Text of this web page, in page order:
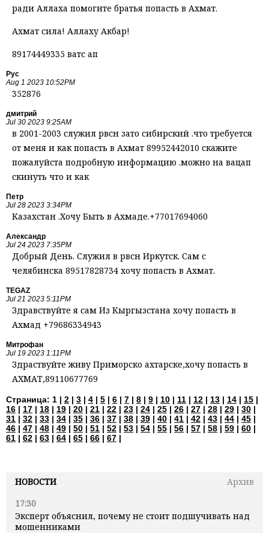
НОВОСТИ
Архив
17:30
Эксперт объяснил, почему не стоит подшучивать над
мошенниками
ради Аллаха помогите братья попасть в Ахмат.
Ахмат сила! Аллаху Акбар!
89174449335 ватс ап
Рус
Aug 1 2023 10:52PM
352876
дмитрий
Jul 30 2023 9:25AM
в 2001-2003 служил рвсн зато сибирский .что требуется
от меня и как попасть в Ахмат 89952442010 скажите
пожалуйста подробную информацию .можно на вацап
скинуть что и как
Петр
Jul 28 2023 3:34PM
Казахстан .Хочу Быть в Ахмаде.+77017694060
Александр
Jul 24 2023 7:35PM
Добрый День. Служил в рвсн Иркутск. Сам с
челябинска 89517828734 хочу попасть в Ахмат.
TEGAZ
Jul 21 2023 5:11PM
Здравствуйте я сам Из Кыргызстана хочу попасть в
Ахмад +79686334943
Митрофан
Jul 19 2023 1:11PM
Здраствуйте живу Приморско ахтарске,хочу попасть в
АХМАТ,89110677769
Страница: 1 | 2 | 3 | 4 | 5 | 6 | 7 | 8 | 9 | 10 | 11 | 12 | 13 | 14 | 15 |
16 | 17 | 18 | 19 | 20 | 21 | 22 | 23 | 24 | 25 | 26 | 27 | 28 | 29 | 30 |
31 | 32 | 33 | 34 | 35 | 36 | 37 | 38 | 39 | 40 | 41 | 42 | 43 | 44 | 45 |
46 | 47 | 48 | 49 | 50 | 51 | 52 | 53 | 54 | 55 | 56 | 57 | 58 | 59 | 60 |
61 | 62 | 63 | 64 | 65 | 66 | 67 |